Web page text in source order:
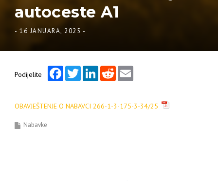
autoceste A1
- 16 JANUARA, 2025 -
Podijelite
FacebookTwitterLinkedInReddit
OBAVJEŠTENJE O NABAVCI 266-1-3-175-3-34/25
Nabavke